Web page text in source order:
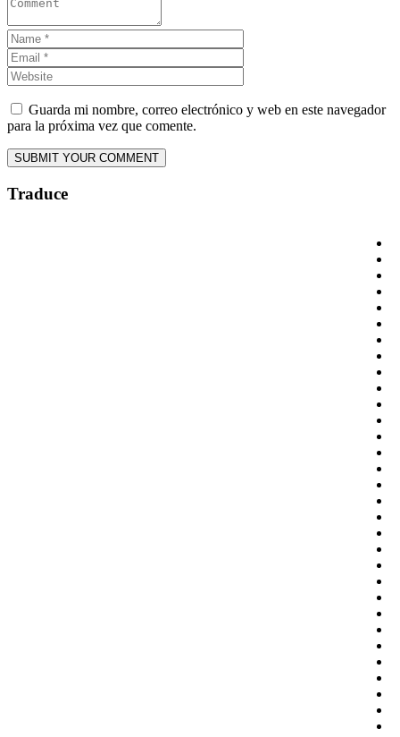
Guarda mi nombre, correo electrónico y web en este navegador
para la próxima vez que comente.
Traduce